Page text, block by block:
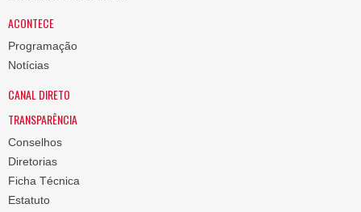
ACONTECE
Programação
Notícias
CANAL DIRETO
TRANSPARÊNCIA
Conselhos
Diretorias
Ficha Técnica
Estatuto